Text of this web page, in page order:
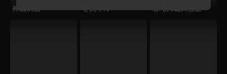
神鵰俠侶 冬天不冷 哪吒大戰美猴王